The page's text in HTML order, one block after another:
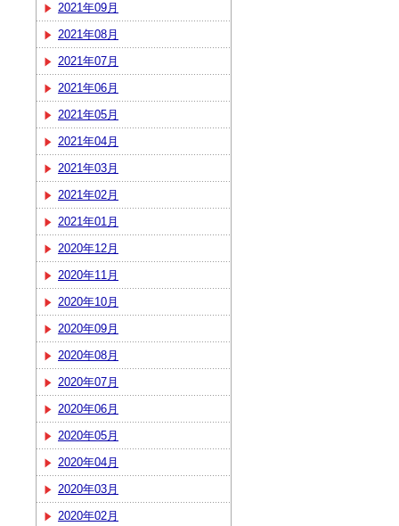
2021年09月
2021年08月
2021年07月
2021年06月
2021年05月
2021年04月
2021年03月
2021年02月
2021年01月
2020年12月
2020年11月
2020年10月
2020年09月
2020年08月
2020年07月
2020年06月
2020年05月
2020年04月
2020年03月
2020年02月